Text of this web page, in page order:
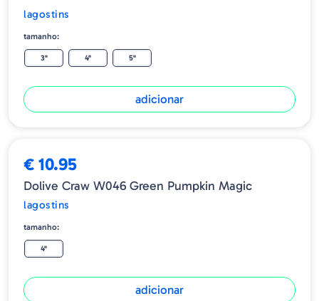
lagostins
tamanho:
3" 4" 5"
adicionar
€ 10.95
Dolive Craw W046 Green Pumpkin Magic
lagostins
tamanho:
4"
adicionar